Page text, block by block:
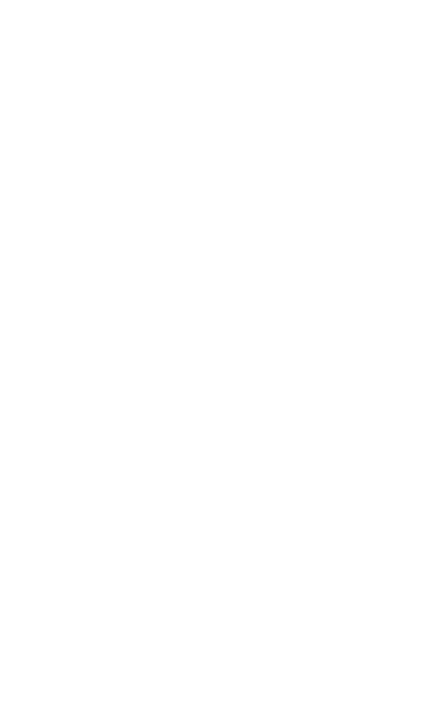
4
在
四
1
务
2
合
3
委
4
合